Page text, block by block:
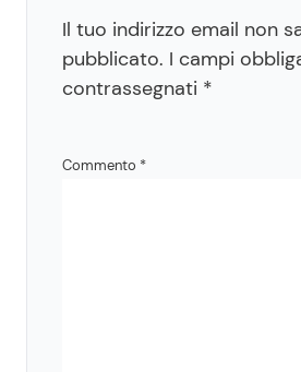
Il tuo indirizzo email non
pubblicato. I campi
contrassegnati *
Commento *